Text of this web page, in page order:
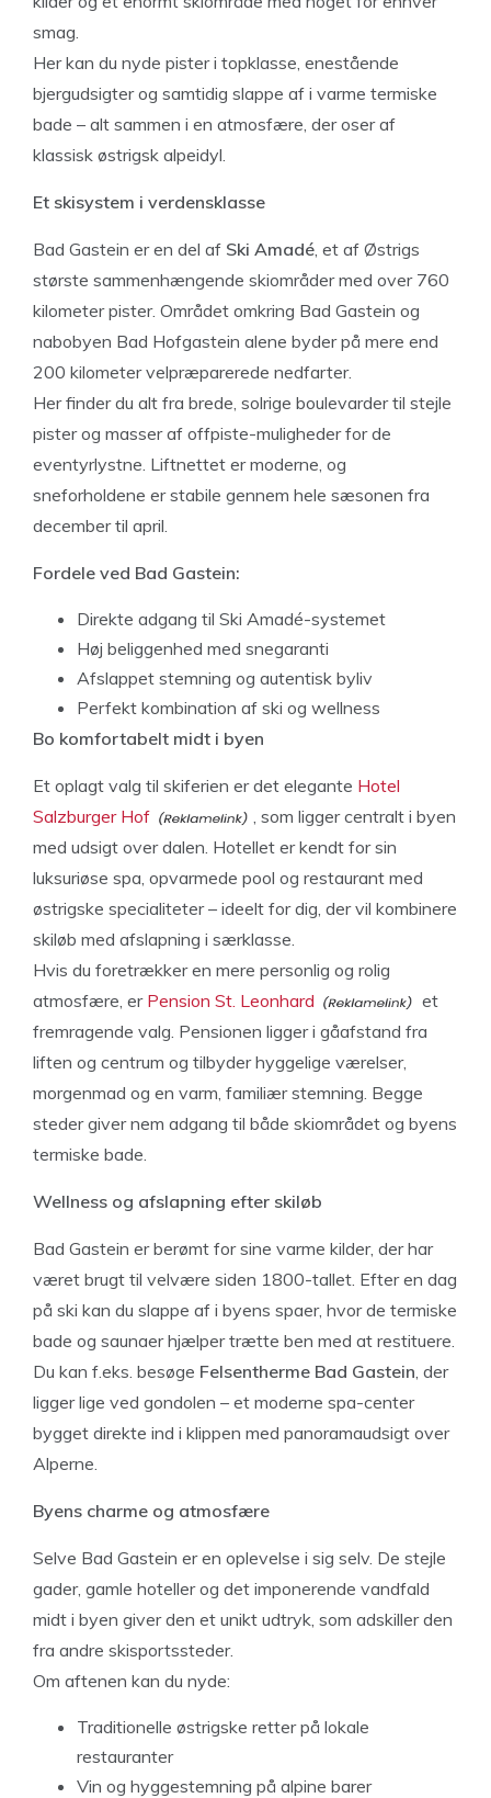
smag.
Her kan du nyde pister i topklasse, enestående
bjergudsigter og samtidig slappe af i varme termiske
bade – alt sammen i en atmosfære, der oser af
klassisk østrigsk alpeidyl.
Et skisystem i verdensklasse
Bad Gastein er en del af Ski Amadé , et af Østrigs
største sammenhængende skiområder med over 760
kilometer pister. Området omkring Bad Gastein og
nabobyen Bad Hofgastein alene byder på mere end
200 kilometer velpræparerede nedfarter.
Her finder du alt fra brede, solrige boulevarder til stejle
pister og masser af offpiste-muligheder for de
eventyrlystne. Liftnettet er moderne, og
sneforholdene er stabile gennem hele sæsonen fra
december til april.
Fordele ved Bad Gastein:
Direkte adgang til Ski Amadé-systemet
Høj beliggenhed med snegaranti
Afslappet stemning og autentisk byliv
Perfekt kombination af ski og wellness
Bo komfortabelt midt i byen
Et oplagt valg til skiferien er det elegante Hotel
Salzburger Hof
, som ligger centralt i byen
med udsigt over dalen. Hotellet er kendt for sin
luksuriøse spa, opvarmede pool og restaurant med
østrigske specialiteter – ideelt for dig, der vil kombinere
skiløb med afslapning i særklasse.
Hvis du foretrækker en mere personlig og rolig
atmosfære, er Pension St. Leonhard
et
fremragende valg. Pensionen ligger i gåafstand fra
liften og centrum og tilbyder hyggelige værelser,
morgenmad og en varm, familiær stemning. Begge
steder giver nem adgang til både skiområdet og byens
termiske bade.
Wellness og afslapning efter skiløb
Bad Gastein er berømt for sine varme kilder, der har
været brugt til velvære siden 1800-tallet. Efter en dag
på ski kan du slappe af i byens spaer, hvor de termiske
bade og saunaer hjælper trætte ben med at restituere.
Du kan f.eks. besøge Felsentherme Bad Gastein , der
ligger lige ved gondolen – et moderne spa-center
bygget direkte ind i klippen med panoramaudsigt over
Alperne.
Byens charme og atmosfære
Selve Bad Gastein er en oplevelse i sig selv. De stejle
gader, gamle hoteller og det imponerende vandfald
midt i byen giver den et unikt udtryk, som adskiller den
fra andre skisportssteder.
Om aftenen kan du nyde:
Traditionelle østrigske retter på lokale
restauranter
Vin og hyggestemning på alpine barer